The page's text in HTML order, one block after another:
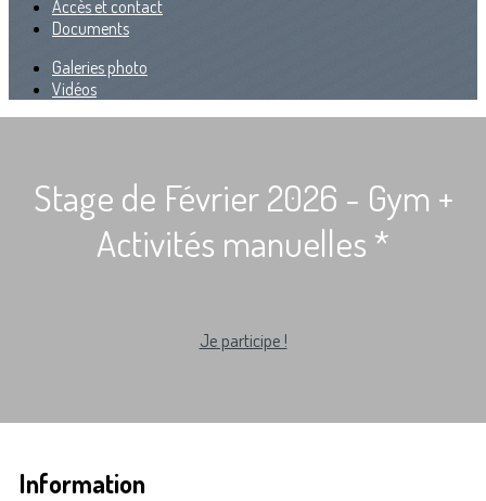
Accès et contact
Documents
Galeries photo
Vidéos
Stage de Février 2026 - Gym +
Activités manuelles *
Je participe !
Information